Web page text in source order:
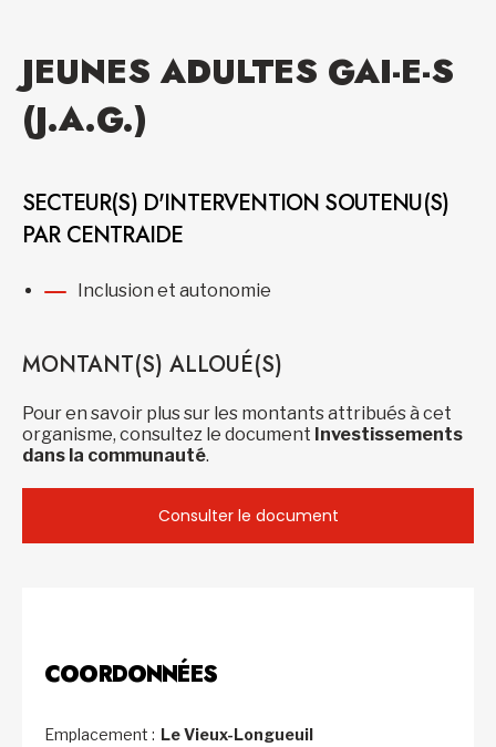
JEUNES ADULTES GAI-E-S
(J.A.G.)
SECTEUR(S) D'INTERVENTION SOUTENU(S)
PAR CENTRAIDE
Inclusion et autonomie
MONTANT(S) ALLOUÉ(S)
Pour en savoir plus sur les montants attribués à cet
organisme, consultez le document Investissements
dans la communauté.
Consulter le document
COORDONNÉES
Emplacement : Le Vieux-Longueuil